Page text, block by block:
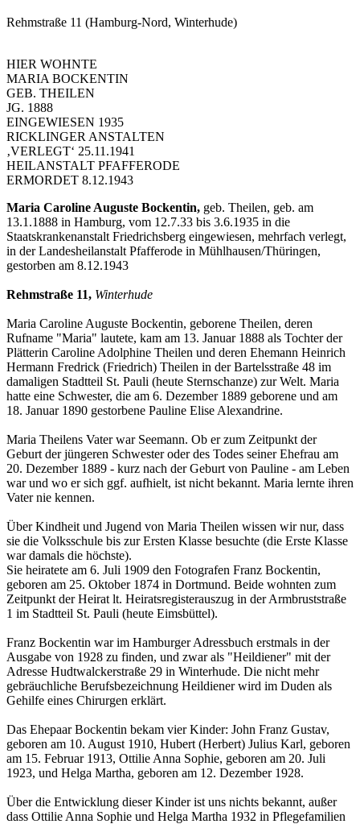
Rehmstraße 11 (Hamburg-Nord, Winterhude)
HIER WOHNTE
MARIA BOCKENTIN
GEB. THEILEN
JG. 1888
EINGEWIESEN 1935
RICKLINGER ANSTALTEN
‚VERLEGT‘ 25.11.1941
HEILANSTALT PFAFFERODE
ERMORDET 8.12.1943
Maria Caroline Auguste Bockentin, geb. Theilen, geb. am
13.1.1888 in Hamburg, vom 12.7.33 bis 3.6.1935 in die
Staatskrankenanstalt Friedrichsberg eingewiesen, mehrfach verlegt,
in der Landesheilanstalt Pfafferode in Mühlhausen/Thüringen,
gestorben am 8.12.1943
Rehmstraße 11, Winterhude
Maria Caroline Auguste Bockentin, geborene Theilen, deren
Rufname "Maria" lautete, kam am 13. Januar 1888 als Tochter der
Plätterin Caroline Adolphine Theilen und deren Ehemann Heinrich
Hermann Fredrick (Friedrich) Theilen in der Bartelsstraße 48 im
damaligen Stadtteil St. Pauli (heute Sternschanze) zur Welt. Maria
hatte eine Schwester, die am 6. Dezember 1889 geborene und am
18. Januar 1890 gestorbene Pauline Elise Alexandrine.
Maria Theilens Vater war Seemann. Ob er zum Zeitpunkt der
Geburt der jüngeren Schwester oder des Todes seiner Ehefrau am
20. Dezember 1889 - kurz nach der Geburt von Pauline - am Leben
war und wo er sich ggf. aufhielt, ist nicht bekannt. Maria lernte ihren
Vater nie kennen.
Über Kindheit und Jugend von Maria Theilen wissen wir nur, dass
sie die Volksschule bis zur Ersten Klasse besuchte (die Erste Klasse
war damals die höchste).
Sie heiratete am 6. Juli 1909 den Fotografen Franz Bockentin,
geboren am 25. Oktober 1874 in Dortmund. Beide wohnten zum
Zeitpunkt der Heirat lt. Heiratsregisterauszug in der Armbruststraße
1 im Stadtteil St. Pauli (heute Eimsbüttel).
Franz Bockentin war im Hamburger Adressbuch erstmals in der
Ausgabe von 1928 zu finden, und zwar als "Heildiener" mit der
Adresse Hudtwalckerstraße 29 in Winterhude. Die nicht mehr
gebräuchliche Berufsbezeichnung Heildiener wird im Duden als
Gehilfe eines Chirurgen erklärt.
Das Ehepaar Bockentin bekam vier Kinder: John Franz Gustav,
geboren am 10. August 1910, Hubert (Herbert) Julius Karl, geboren
am 15. Februar 1913, Ottilie Anna Sophie, geboren am 20. Juli
1923, und Helga Martha, geboren am 12. Dezember 1928.
Über die Entwicklung dieser Kinder ist uns nichts bekannt, außer
dass Ottilie Anna Sophie und Helga Martha 1932 in Pflegefamilien